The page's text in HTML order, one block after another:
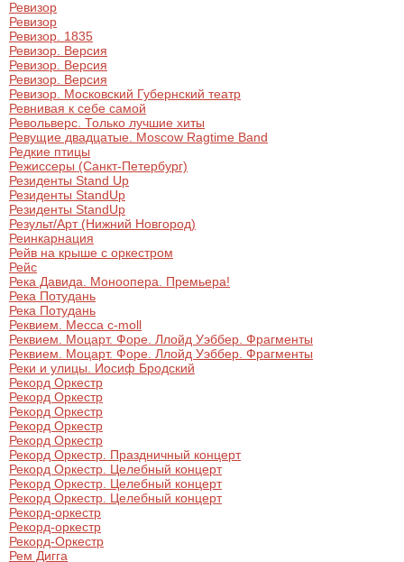
Ревизор
Ревизор
Ревизор. 1835
Ревизор. Версия
Ревизор. Версия
Ревизор. Версия
Ревизор. Московский Губернский театр
Ревнивая к себе самой
Револьверс. Только лучшие хиты
Ревущие двадцатые. Moscow Ragtime Band
Редкие птицы
Режиссеры (Санкт-Петербург)
Резиденты Stand Up
Резиденты StandUp
Резиденты StandUp
Результ/Арт (Нижний Новгород)
Реинкарнация
Рейв на крыше с оркестром
Рейс
Река Давида. Моноопера. Премьера!
Река Потудань
Река Потудань
Реквием. Месса c-moll
Реквием. Моцарт. Форе. Ллойд Уэббер. Фрагменты
Реквием. Моцарт. Форе. Ллойд Уэббер. Фрагменты
Реки и улицы. Иосиф Бродский
Рекорд Оркестр
Рекорд Оркестр
Рекорд Оркестр
Рекорд Оркестр
Рекорд Оркестр
Рекорд Оркестр. Праздничный концерт
Рекорд Оркестр. Целебный концерт
Рекорд Оркестр. Целебный концерт
Рекорд Оркестр. Целебный концерт
Рекорд-оркестр
Рекорд-оркестр
Рекорд-Оркестр
Рем Дигга